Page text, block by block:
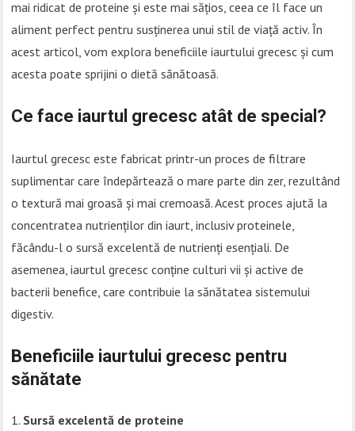
mai ridicat de proteine și este mai sățios, ceea ce îl face un
aliment perfect pentru susținerea unui stil de viață activ. În
acest articol, vom explora beneficiile iaurtului grecesc și cum
acesta poate sprijini o dietă sănătoasă.
Ce face iaurtul grecesc atât de special?
Iaurtul grecesc este fabricat printr-un proces de filtrare
suplimentar care îndepărtează o mare parte din zer, rezultând
o textură mai groasă și mai cremoasă. Acest proces ajută la
concentratea nutrienților din iaurt, inclusiv proteinele,
făcându-l o sursă excelentă de nutrienți esențiali. De
asemenea, iaurtul grecesc conține culturi vii și active de
bacterii benefice, care contribuie la sănătatea sistemului
digestiv.
Beneficiile iaurtului grecesc pentru
sănătate
Sursă excelentă de proteine